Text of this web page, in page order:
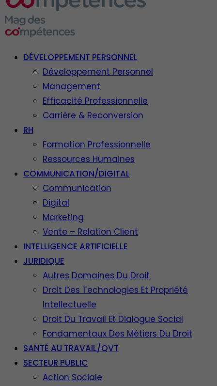
DÉVELOPPEMENT PERSONNEL
Développement Personnel
Management
Efficacité Professionnelle
Carrière & Reconversion
RH
Formation Professionnelle
Ressources Humaines
COMMUNICATION/DIGITAL
Communication
Digital
Marketing
Vente – Relation Client
INTELLIGENCE ARTIFICIELLE
JURIDIQUE
Autres Domaines Du Droit
Droit Des Technologies Et Propriété
Intellectuelle
Droit Du Travail Et Dialogue Social
Fondamentaux Des Métiers Du Droit
SANTÉ AU TRAVAIL/QVT
SECTEUR PUBLIC
Action Sociale